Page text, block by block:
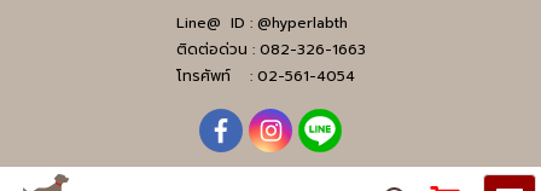
Line@ ID : @hyperlabth
ติดต่อด่วน : 082-326-1663
โทรศัพท์ : 02-561-4054